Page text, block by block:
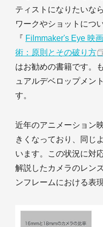
ティストになりたいな
ワークやショットにつ
『 Filmmaker's Eye 映
術：原則とその破り方
はお勧めの書籍です。
ュアルデベロップメン
す。
近年のアニメーション
きくなっており、同じ
います。この状況に対
解説したカメラのレン
ンフレームにおける表